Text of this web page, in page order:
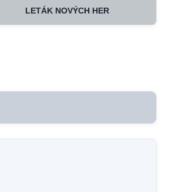
LETÁK NOVÝCH HER